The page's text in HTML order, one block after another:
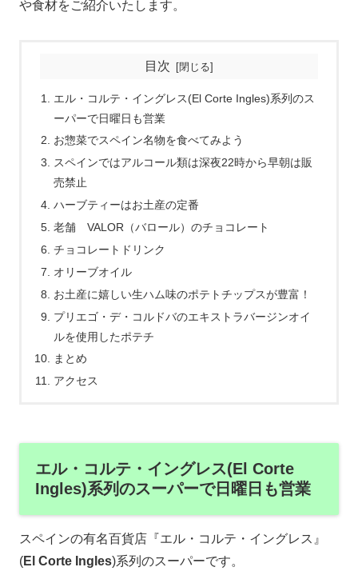
や食材をご紹介いたします。
目次
エル・コルテ・イングレス(El Corte Ingles)系列のス
ーパーで日曜日も営業
お惣菜でスペイン名物を食べてみよう
スペインではアルコール類は深夜22時から早朝は販
売禁止
ハーブティーはお土産の定番
老舗 VALOR（バロール）のチョコレート
チョコレートドリンク
オリーブオイル
お土産に嬉しい生ハム味のポテトチップスが豊富！
プリエゴ・デ・コルドバのエキストラバージンオイ
ルを使用したポテチ
まとめ
アクセス
エル・コルテ・イングレス(El Corte
Ingles)系列のスーパーで日曜日も営業
スペインの有名百貨店『エル・コルテ・イングレス』
(El Corte Ingles)系列のスーパーです。